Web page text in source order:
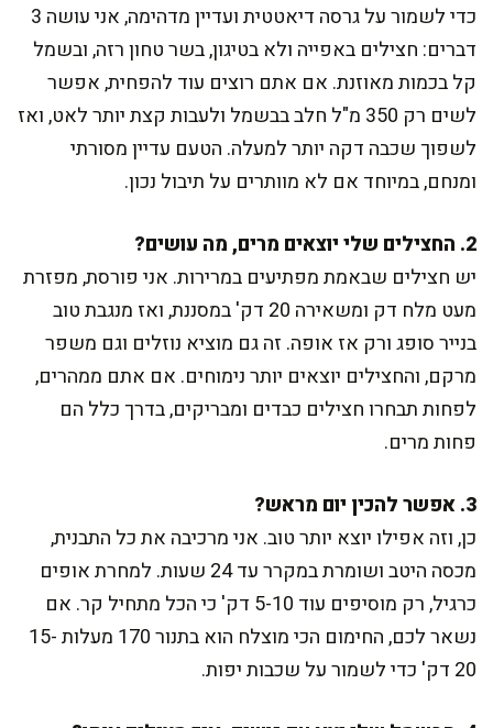
כדי לשמור על גרסה דיאטטית ועדיין מדהימה, אני עושה 3
דברים: חצילים באפייה ולא בטיגון, בשר טחון רזה, ובשמל
קל בכמות מאוזנת. אם אתם רוצים עוד להפחית, אפשר
לשים רק 350 מ"ל חלב בבשמל ולעבות קצת יותר לאט, ואז
לשפוך שכבה דקה יותר למעלה. הטעם עדיין מסורתי
ומנחם, במיוחד אם לא מוותרים על תיבול נכון.
2. החצילים שלי יוצאים מרים, מה עושים?
יש חצילים שבאמת מפתיעים במרירות. אני פורסת, מפזרת
מעט מלח דק ומשאירה 20 דק' במסננת, ואז מנגבת טוב
בנייר סופג ורק אז אופה. זה גם מוציא נוזלים וגם משפר
מרקם, והחצילים יוצאים יותר נימוחים. אם אתם ממהרים,
לפחות תבחרו חצילים כבדים ומבריקים, בדרך כלל הם
פחות מרים.
3. אפשר להכין יום מראש?
כן, וזה אפילו יוצא יותר טוב. אני מרכיבה את כל התבנית,
מכסה היטב ושומרת במקרר עד 24 שעות. למחרת אופים
כרגיל, רק מוסיפים עוד 5-10 דק' כי הכל מתחיל קר. אם
נשאר לכם, החימום הכי מוצלח הוא בתנור 170 מעלות 15-
20 דק' כדי לשמור על שכבות יפות.